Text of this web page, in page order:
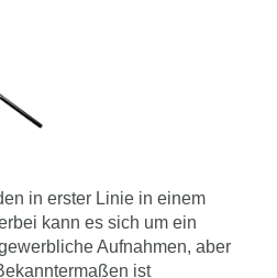
in erster Linie in einem
kann es sich um ein
Aufnahmen, aber
ist